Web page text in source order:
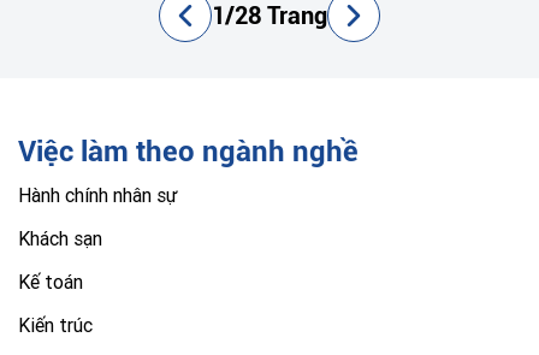
1/28 Trang
Việc làm theo ngành nghề
Hành chính nhân sự
Khách sạn
Kế toán
Kiến trúc